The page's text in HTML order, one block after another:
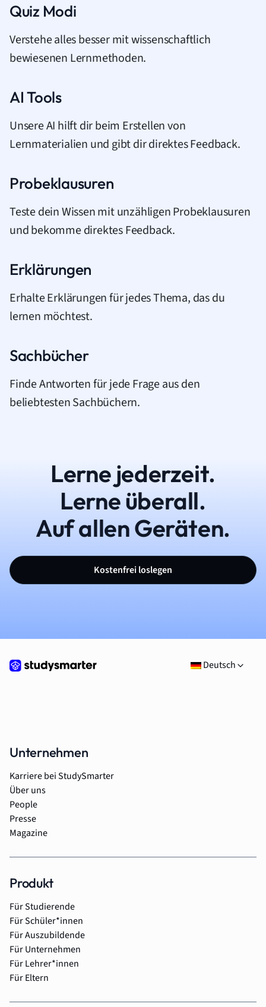
Quiz Modi
Verstehe alles besser mit wissenschaftlich
bewiesenen Lernmethoden.
AI Tools
Unsere AI hilft dir beim Erstellen von
Lernmaterialien und gibt dir direktes Feedback.
Probeklausuren
Teste dein Wissen mit unzähligen Probeklausuren
und bekomme direktes Feedback.
Erklärungen
Erhalte Erklärungen für jedes Thema, das du
lernen möchtest.
Sachbücher
Finde Antworten für jede Frage aus den
beliebtesten Sachbüchern.
Lerne jederzeit.
Lerne überall.
Auf allen Geräten.
Kostenfrei loslegen
Deutsch
Unternehmen
Karriere bei StudySmarter
Über uns
People
Presse
Magazine
Produkt
Für Studierende
Für Schüler*innen
Für Auszubildende
Für Unternehmen
Für Lehrer*innen
Für Eltern